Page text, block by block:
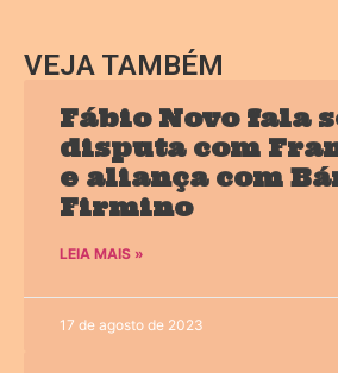
VEJA TAMBÉM
Fábio Novo fala
disputa com
e aliança com
Firmino
LEIA MAIS »
17 de agosto de 2023